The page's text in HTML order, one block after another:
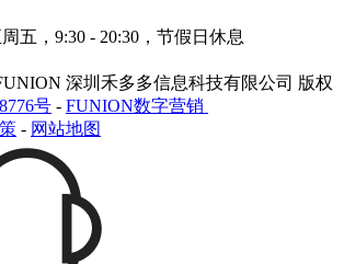
五，9:30 - 20:30，节假日休息
深圳禾多多信息科技有限公司 版权
号 - FUNION数字营销
- 网站地图